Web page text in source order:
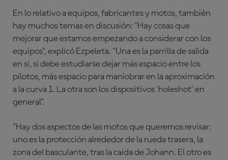
En lo relativo a equipos, fabricantes y motos, también
hay muchos temas en discusión: "Hay cosas que
mejorar que estamos empezando a considerar con los
equipos", explicó Ezpeleta. "Una es la parrilla de salida
en sí, si debe estudiarse dejar más espacio entre los
pilotos, más espacio para maniobrar en la aproximación
a la curva 1. La otra son los dispositivos 'holeshot' en
general".
"Hay dos aspectos de las motos que queremos revisar:
uno es la protección alrededor de la rueda trasera, la
zona del basculante, tras la caída de Johann. El otro es